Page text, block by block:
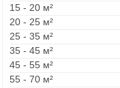
15 - 20 м²
20 - 25 м²
25 - 35 м²
35 - 45 м²
45 - 55 м²
55 - 70 м²